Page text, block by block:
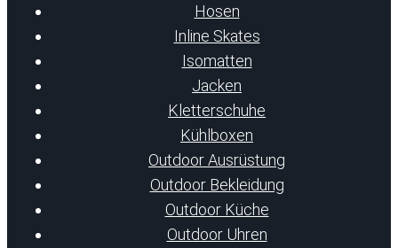
Hosen
Inline Skates
Isomatten
Jacken
Kletterschuhe
Kühlboxen
Outdoor Ausrüstung
Outdoor Bekleidung
Outdoor Küche
Outdoor Uhren